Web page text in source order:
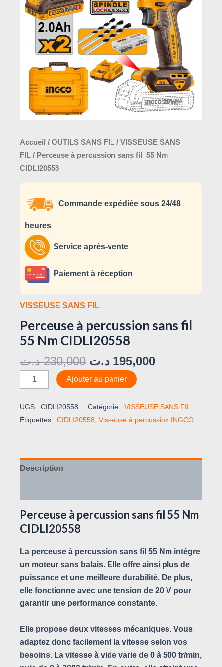
Accueil / OUTILS SANS FIL / VISSEUSE SANS
FIL / Perceuse à percussion sans fil 55 Nm
CIDLI20558
Commande expédiée sous 24/48
heures
Service après-vente
Paiement à réception
VISSEUSE SANS FIL
Perceuse à percussion sans fil
55 Nm CIDLI20558
230,000 د.ت 195,000 د.ت
sans
Ajouter au panier
UGS : CIDLI20558 Catégorie : VISSEUSE SANS FIL
Étiquettes : CIDLI20558, Visseuse à percussion INGCO
Description
Perceuse à percussion sans fil 55 Nm
CIDLI20558
La perceuse à percussion sans fil 55 Nm intègre
un moteur sans balais. Elle offre ainsi plus de
puissance et une meilleure durabilité. De plus,
elle fonctionne avec une tension de 20 V pour
garantir une performance constante.
Elle propose deux vitesses mécaniques. Vous
adaptez donc facilement la vitesse selon vos
besoins. La vitesse à vide varie de 0 à 500 tr/min,